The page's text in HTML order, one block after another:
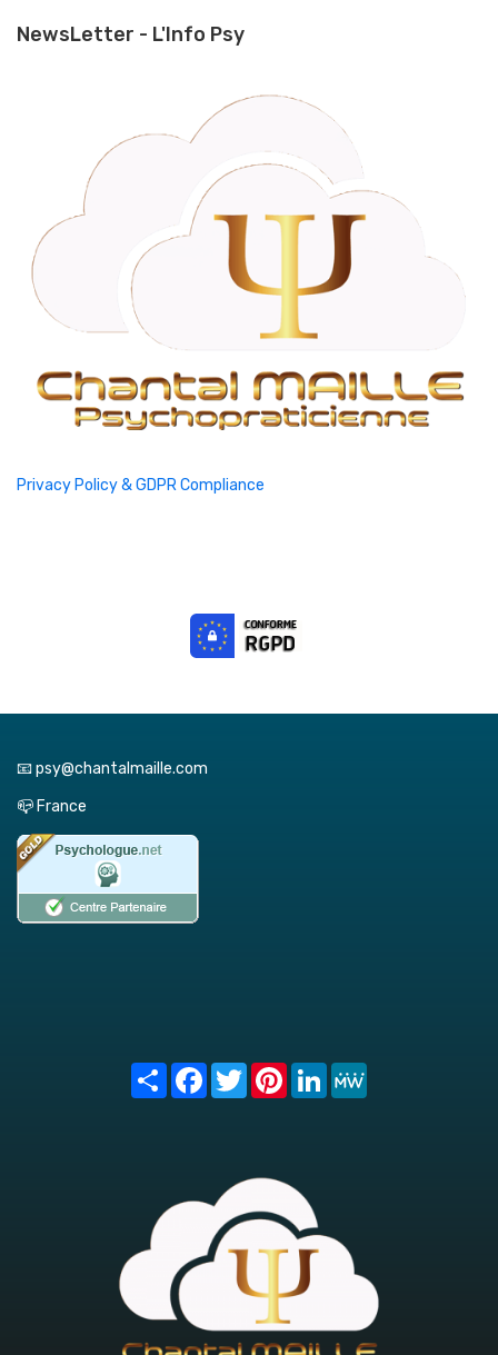
NewsLetter - L'Info Psy
Privacy Policy & GDPR Compliance
📧 psy@chantalmaille.com
📪 France
Share FacebookTwitterPinterest
LinkedIn